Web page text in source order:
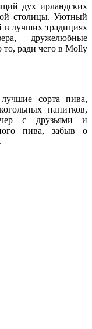
дух ирландских
столицы. Уютный
в лучших традициях
дружелюбные
ради чего в Molly
сорта пива,
напитков,
с друзьями и
пива, забыв о